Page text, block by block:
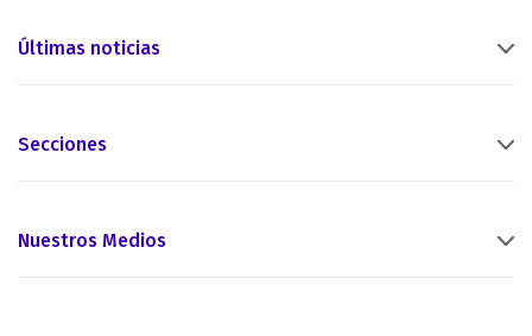
Últimas noticias
Secciones
Nuestros Medios